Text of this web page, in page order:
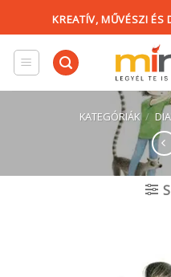
content
KREATÍV, MŰVÉSZI ÉS
KATEGÓRIÁK /